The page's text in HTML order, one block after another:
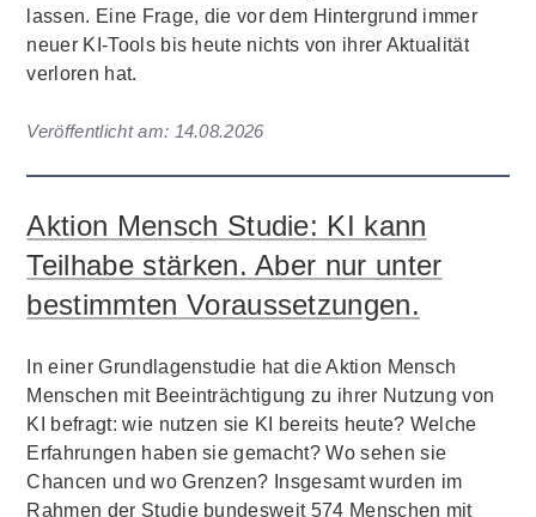
lassen. Eine Frage, die vor dem Hintergrund immer
neuer KI-Tools bis heute nichts von ihrer Aktualität
verloren hat.
Veröffentlicht am: 14.08.2026
Aktion Mensch Studie: KI kann
Teilhabe stärken. Aber nur unter
bestimmten Voraussetzungen.
In einer Grundlagenstudie hat die Aktion Mensch
Menschen mit Beeinträchtigung zu ihrer Nutzung von
KI befragt: wie nutzen sie KI bereits heute? Welche
Erfahrungen haben sie gemacht? Wo sehen sie
Chancen und wo Grenzen? Insgesamt wurden im
Rahmen der Studie bundesweit 574 Menschen mit